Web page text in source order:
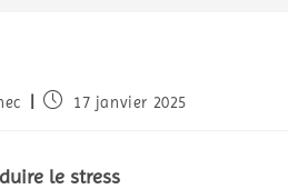
17 janvier 2025
le stress